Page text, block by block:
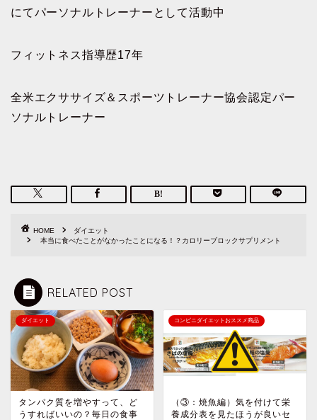
にてパーソナルトレーナーとして活動中
フィットネス指導歴17年
全米エクササイズ＆スポーツトレーナー協会認定パー
ソナルトレーナー
HOME
ダイエット
本当に食べたことがなかったことになる！？カロリーブロックサプリメント
RELATED POST
ダイエット
タンパク質を増やすって、ど
うすればいいの？毎日の食事
コンビニダイエットおススメ商品
（③：焼魚編）気を付けて栄
養成分表を見たほうが良いセ